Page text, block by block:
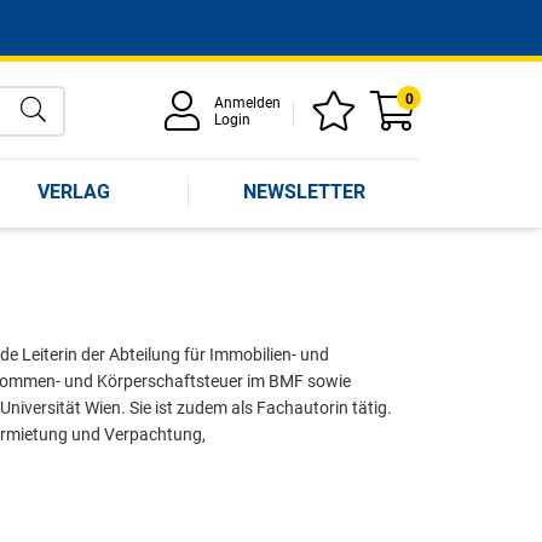
Anmelden
Login
0
VERLAG NEWSLETTER
Leiterin der Abteilung für Immobilien- und
und Körperschaftsteuer im BMF sowie
Wien. Sie ist zudem als Fachautorin tätig.
und Verpachtung,